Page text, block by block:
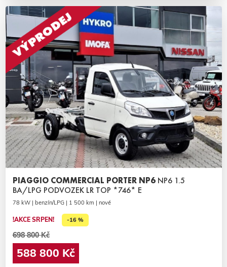
PIAGGIO COMMERCIAL PORTER NP6 NP6 1.5
BA/LPG PODVOZEK LR TOP *746* E
78 kW | benzín/LPG | 1 500 km | nové
!AKCE SRPEN! -16 %
698 800 Kč
588 800 Kč